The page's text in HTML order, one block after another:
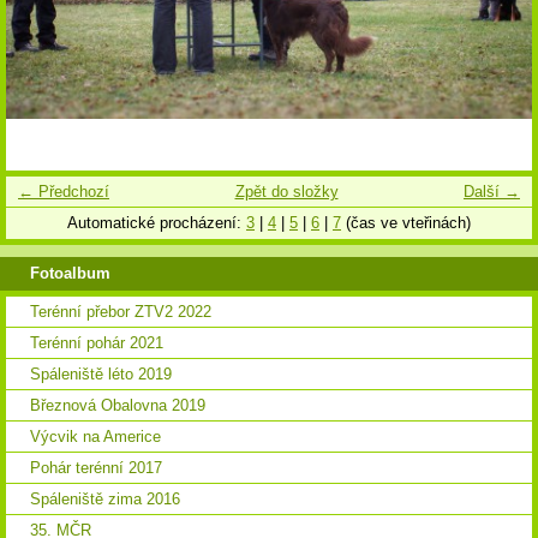
← Předchozí Další →
Zpět do složky
Automatické procházení: 3 4 5 6 7 (čas ve vteřinách)
Fotoalbum
Terénní přebor ZTV2 2022
Terénní pohár 2021
Spáleniště léto 2019
Březnová Obalovna 2019
Výcvik na Americe
Pohár terénní 2017
Spáleniště zima 2016
35. MČR